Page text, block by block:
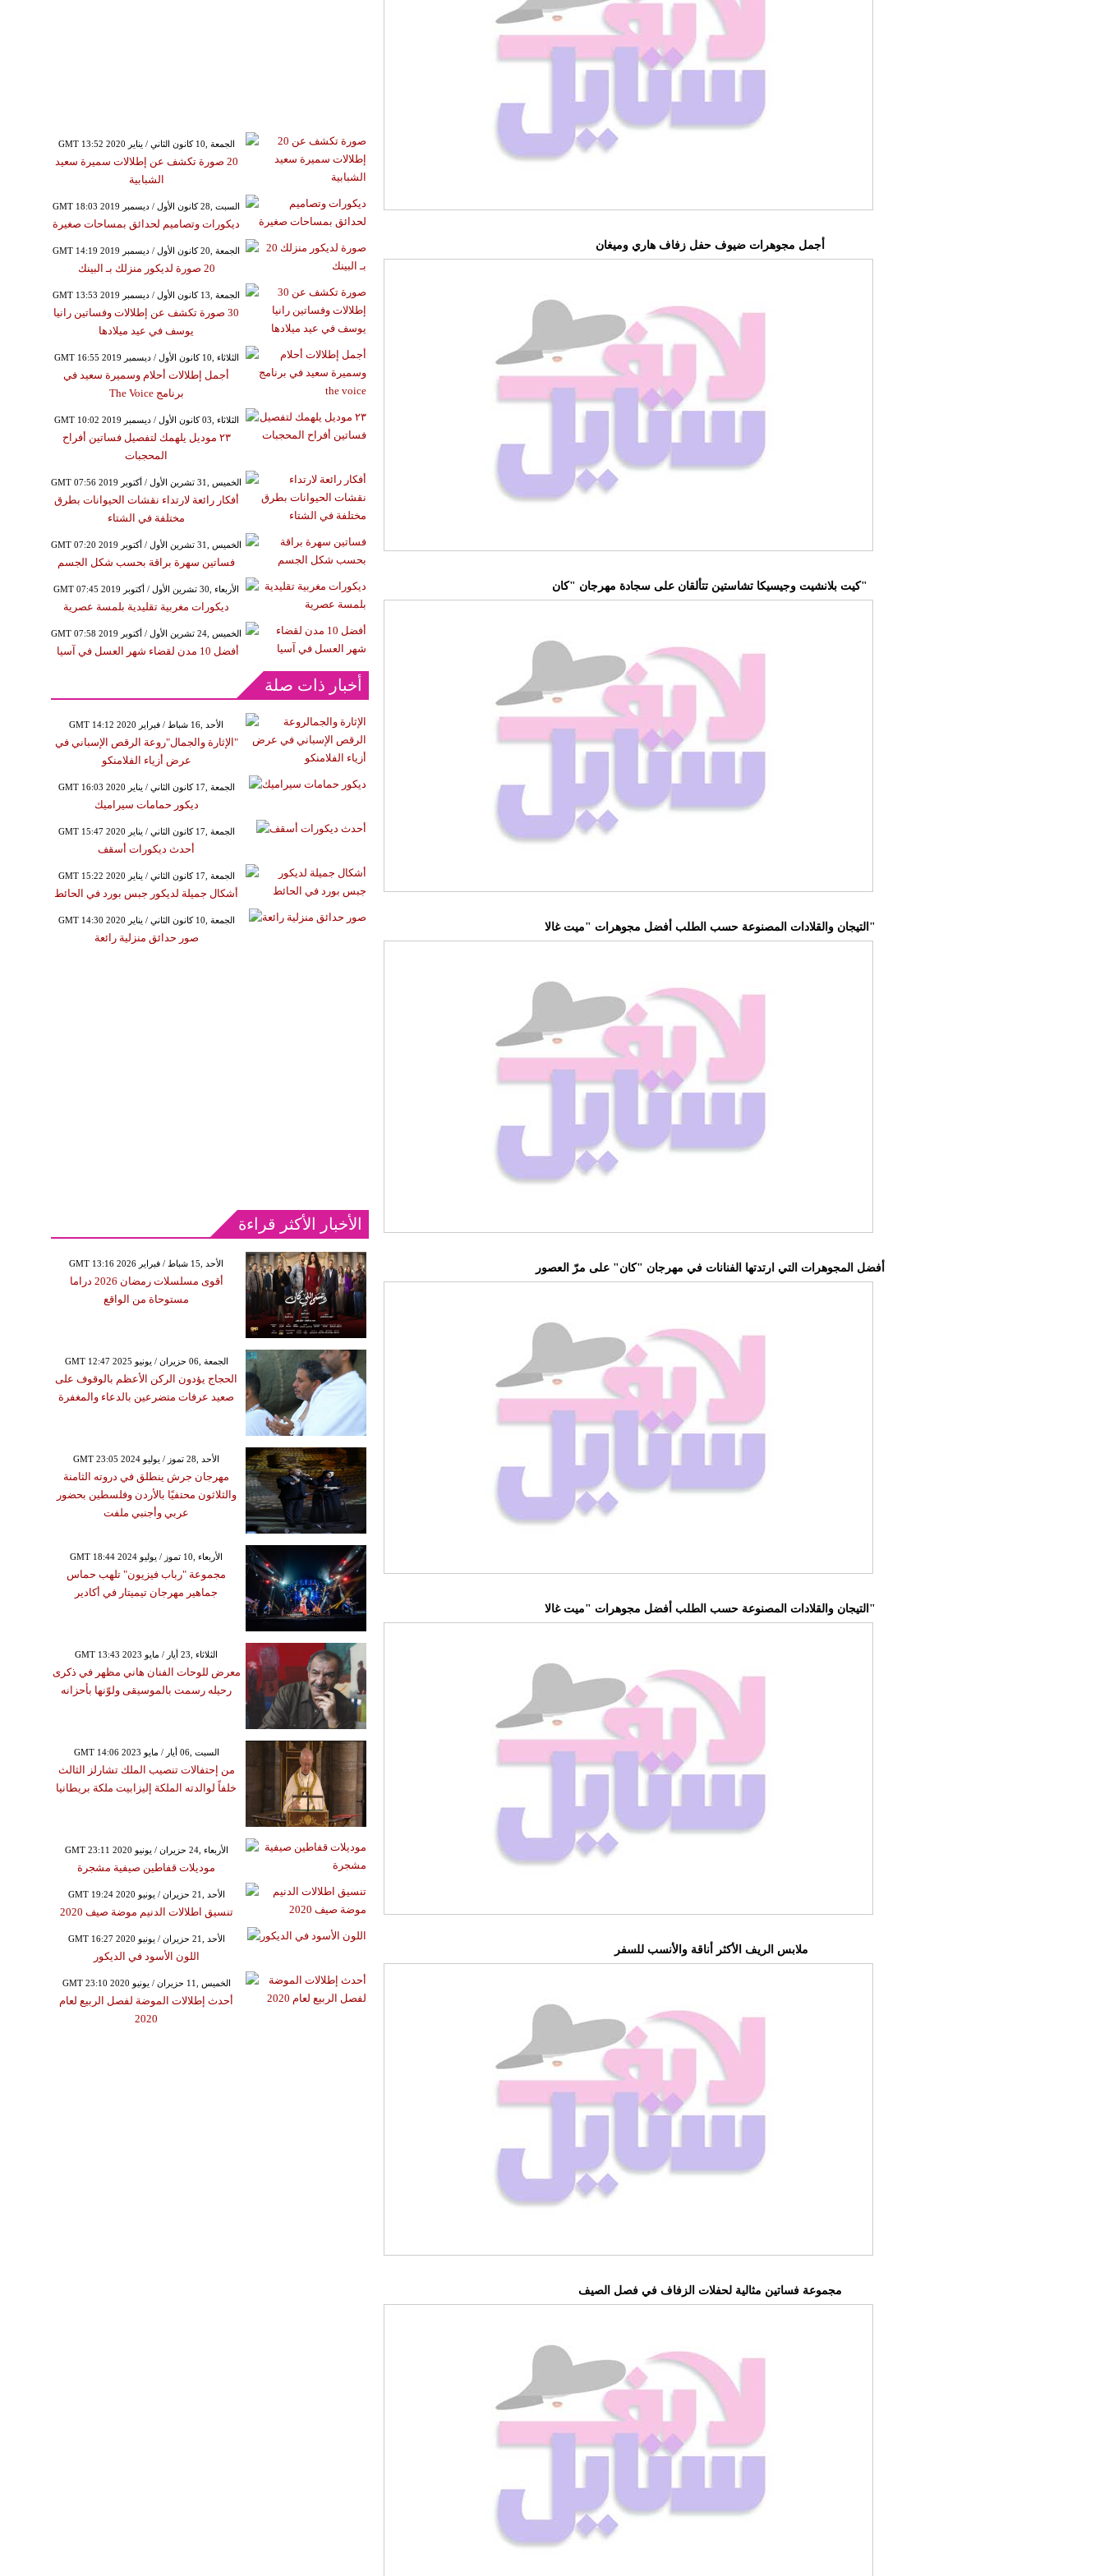
أجمل مجوهرات ضيوف حفل زفاف هاري وميغان
كيت بلانشيت وجيسيكا تشاستين تتألقان على سجادة مهرجان "كان"
التيجان والقلادات المصنوعة حسب الطلب أفضل مجوهرات "ميت غالا"
​أفضل المجوهرات التي ارتدتها الفنانات في مهرجان "كان" على مرّ العصور
التيجان والقلادات المصنوعة حسب الطلب أفضل مجوهرات "ميت غالا"
ملابس الريف الأكثر أناقة والأنسب للسفر
مجموعة فساتين مثالية لحفلات الزفاف في فصل الصيف
GMT 13:52 2020 الجمعة ,10 كانون الثاني / يناير
20 صورة تكشف عن إطلالات سميرة سعيد
الشبابية
GMT 18:03 2019 السبت ,28 كانون الأول / ديسمبر
ديكورات وتصاميم لحدائق بمساحات صغيرة
GMT 14:19 2019 الجمعة ,20 كانون الأول / ديسمبر
20 صورة لديكور منزلك بـ البينك
GMT 13:53 2019 الجمعة ,13 كانون الأول / ديسمبر
30 صورة تكشف عن إطلالات وفساتين رانيا
يوسف في عيد ميلادها
GMT 16:55 2019 الثلاثاء ,10 كانون الأول / ديسمبر
أجمل إطلالات أحلام وسميرة سعيد في
برنامج The Voice
GMT 10:02 2019 الثلاثاء ,03 كانون الأول / ديسمبر
٢٣ موديل يلهمك لتفصيل فساتين أفراح
المحجبات
GMT 07:56 2019 الخميس ,31 تشرين الأول / أكتوبر
أفكار رائعة لارتداء نقشات الحيوانات بطرق
مختلفة في الشتاء
GMT 07:20 2019 الخميس ,31 تشرين الأول / أكتوبر
فساتين سهرة براقة بحسب شكل الجسم
GMT 07:45 2019 الأربعاء ,30 تشرين الأول / أكتوبر
ديكورات مغربية تقليدية بلمسة عصرية
GMT 07:58 2019 الخميس ,24 تشرين الأول / أكتوبر
أفضل 10 مدن لقضاء شهر العسل في آسيا ‏
أخبار ذات صلة
GMT 14:12 2020 الأحد ,16 شباط / فبراير
"الإثارة والجمال"روعة الرقص الإسباني في
عرض أزياء الفلامنكو
GMT 16:03 2020 الجمعة ,17 كانون الثاني / يناير
ديكور حمامات سيراميك
GMT 15:47 2020 الجمعة ,17 كانون الثاني / يناير
أحدث ديكورات أسقف
GMT 15:22 2020 الجمعة ,17 كانون الثاني / يناير
أشكال جميلة لديكور جبس بورد في الحائط
GMT 14:30 2020 الجمعة ,10 كانون الثاني / يناير
صور حدائق منزلية رائعة
الأخبار الأكثر قراءة
GMT 13:16 2026 الأحد ,15 شباط / فبراير
أقوى مسلسلات رمضان 2026 دراما
مستوحاة من الواقع
GMT 12:47 2025 الجمعة ,06 حزيران / يونيو
الحجاج يؤدون الركن الأعظم بالوقوف على
صعيد عرفات متضرعين بالدعاء والمغفرة
GMT 23:05 2024 الأحد ,28 تموز / يوليو
مهرجان جرش ينطلق في دروته الثامنة
والثلاثون محتفيًا بالأردن وفلسطين بحضور
عربي وأجنبي ملفت
GMT 18:44 2024 الأربعاء ,10 تموز / يوليو
مجموعة "رباب فيزيون" تلهب حماس
جماهير مهرجان تيميتار في أكادير
GMT 13:43 2023 الثلاثاء ,23 أيار / مايو
معرض للوحات الفنان هاني مظهر في ذكرى
رحيله رسمت بالموسيقى ولوّنها بأحزانه
GMT 14:06 2023 السبت ,06 أيار / مايو
من إحتفالات تنصيب الملك تشارلز الثالث
خلفاً لوالدته الملكة إليزابيت ملكة بريطانيا
GMT 23:11 2020 الأربعاء ,24 حزيران / يونيو
موديلات قفاطين صيفية مشجرة
GMT 19:24 2020 الأحد ,21 حزيران / يونيو
تنسيق اطلالات الدنيم موضة صيف 2020
GMT 16:27 2020 الأحد ,21 حزيران / يونيو
اللون الأسود في الديكور
GMT 23:10 2020 الخميس ,11 حزيران / يونيو
أحدث إطلالات الموضة لفصل الربيع لعام
2020